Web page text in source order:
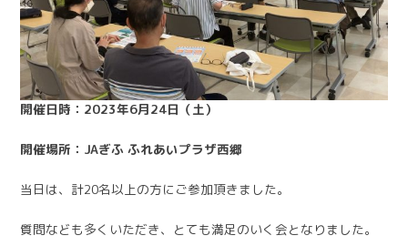
開催日時：2023年6月24日（土）
開催場所：JAぎふ ふれあいプラザ西郷
当日は、計20名以上の方にご参加頂きました。
質問なども多くいただき、とても満足のいく会となりました。